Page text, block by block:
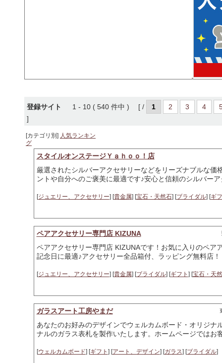
登録サイト 1 - 10 ( 540 件中 ) [ / 1 2 3 4
]
[カテゴリ別] 人気ランキン
グ
スタイルオンステージＹａｈｏｏ！店
厳選されたシルバーアクセサリーなどをリーズナブルな
ントや自分へのご褒美に最適です♪安心と信頼のシルバー
[ジュエリー、アクセサリー] [貴金属] [宝石・天然石] [ブライダル] [ギ
ペアアクセサリー専門店 KIZUNA
ペアアクセサリー専門店 KIZUNAです！お気に入りのペア
記念日に最適♪アクセサリー全品箱付、ラッピング無料店！
[ジュエリー、アクセサリー] [貴金属] [ブライダル] [ギフト ] [宝石・天
ガラスアート工房やまだ
あなたのお好みのデザインでウェルカムボード・オリジ
ナルのガラス表札を製作いたします。ホームページではお
[ウェルカムボード] [ギフト ] [アート、デザイン] [ガラス] [ブライダル]